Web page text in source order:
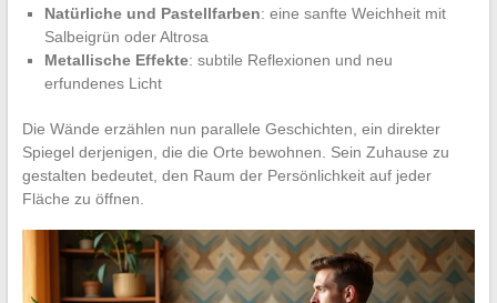
Natürliche und Pastellfarben: eine sanfte Weichheit mit
Salbeigrün oder Altrosa
Metallische Effekte: subtile Reflexionen und neu
erfundenes Licht
Die Wände erzählen nun parallele Geschichten, ein direkter
Spiegel derjenigen, die die Orte bewohnen. Sein Zuhause zu
gestalten bedeutet, den Raum der Persönlichkeit auf jeder
Fläche zu öffnen.